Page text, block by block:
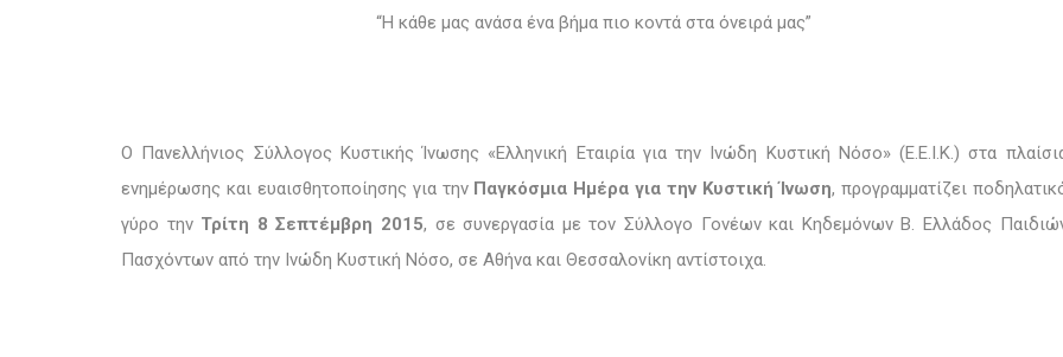
“Η κάθε μας ανάσα ένα βήμα πιο κοντά στα όνειρά μας”
Ο Πανελλήνιος Σύλλογος Κυστικής Ίνωσης «Ελληνική Εταιρία για την Ινώδη Κυστική Νόσο» (Ε.Ε.Ι.Κ.) στα
ενημέρωσης και ευαισθητοποίησης για την Παγκόσμια Ημέρα για την Κυστική Ίνωση, προγραμματίζει
γύρο την Τρίτη 8 Σεπτέμβρη 2015, σε συνεργασία με τον Σύλλογο Γονέων και Κηδεμόνων Β. Ελλάδος
Πασχόντων από την Ινώδη Κυστική Νόσο, σε Αθήνα και Θεσσαλονίκη αντίστοιχα.